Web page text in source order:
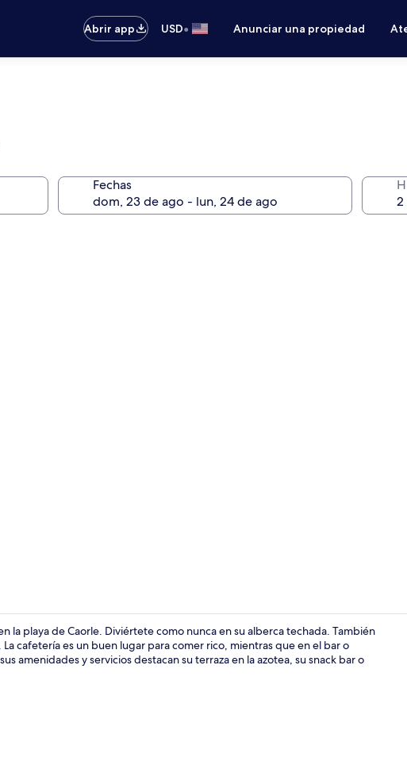
Abrir app
USD• Anunciar una propiedad
Fechas
la playa de Caorle. Diviértete como nunca en su alberca techada. También
cafetería es un buen lugar para comer rico, mientras que en el bar o
amenidades y servicios destacan su terraza en la azotea, su snack bar o